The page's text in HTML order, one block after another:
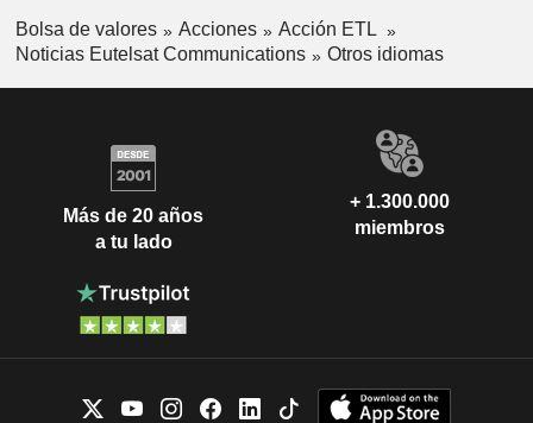
Bolsa de valores Acciones
Acción ETL
Noticias Eutelsat Communications
Otros idiomas
Más de 20 años
a tu lado
+ 1.300.000
miembros